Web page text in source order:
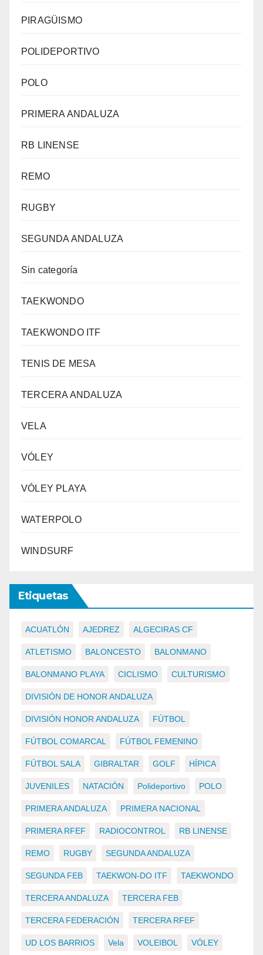
PIRAGÜISMO
POLIDEPORTIVO
POLO
PRIMERA ANDALUZA
RB LINENSE
REMO
RUGBY
SEGUNDA ANDALUZA
Sin categoría
TAEKWONDO
TAEKWONDO ITF
TENIS DE MESA
TERCERA ANDALUZA
VELA
VÓLEY
VÓLEY PLAYA
WATERPOLO
WINDSURF
Etiquetas
ACUATLÓN AJEDREZ ALGECIRAS CF
ATLETISMO BALONCESTO BALONMANO
BALONMANO PLAYA CICLISMO CULTURISMO
DIVISIÓN DE HONOR ANDALUZA
DIVISIÓN HONOR ANDALUZA FÚTBOL
FÚTBOL COMARCAL FÚTBOL FEMENINO
FÚTBOL SALA GIBRALTAR GOLF HÍPICA
JUVENILES NATACIÓN Polideportivo POLO
PRIMERA ANDALUZA PRIMERA NACIONAL
PRIMERA RFEF RADIOCONTROL RB LINENSE
REMO RUGBY SEGUNDA ANDALUZA
SEGUNDA FEB TAEKWON-DO ITF TAEKWONDO
TERCERA ANDALUZA TERCERA FEB
TERCERA FEDERACIÓN TERCERA RFEF
UD LOS BARRIOS Vela VOLEIBOL VÓLEY